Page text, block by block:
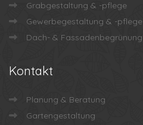
Grabgestaltung & -pflege
Gewerbegestaltung & -pflege
Dach- & Fassadenbegrünung
Kontakt
Planung & Beratung
Gartengestaltung